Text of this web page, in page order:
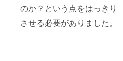
のか？という点をはっきり
させる必要がありました。